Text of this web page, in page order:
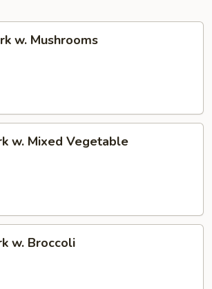
w. Mushrooms
w. Mixed Vegetable
w. Broccoli